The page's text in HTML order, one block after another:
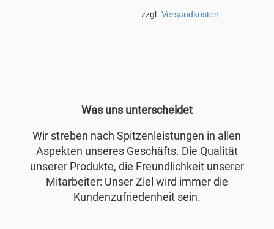
zzgl.Versandkosten
Was uns unterscheidet
Wir streben nach Spitzenleistungen in allen
Aspekten unseres Geschäfts. Die Qualität
unserer Produkte, die Freundlichkeit unserer
Mitarbeiter: Unser Ziel wird immer die
Kundenzufriedenheit sein.